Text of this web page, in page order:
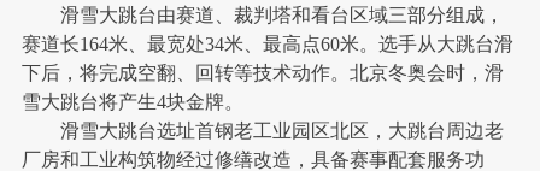
滑雪大跳台由赛道、裁判塔和看台区域三部分组成，
赛道长164米、最宽处34米、最高点60米。选手从大跳台滑
下后，将完成空翻、回转等技术动作。北京冬奥会时，滑
雪大跳台将产生4块金牌。
滑雪大跳台选址首钢老工业园区北区，大跳台周边老
厂房和工业构筑物经过修缮改造，具备赛事配套服务功